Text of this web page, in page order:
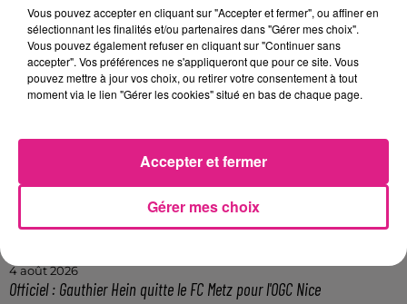
croyance et de culte ainsi que la concorde
républicaine, demain à 12h place d’armes à Metz
FIL ACTUS
7 août 2026
Lorraine : une journée pas comme les autres au Parc animalier de...
6 août 2026
Metz : une distribution de lunette gratuite pour voir l’éclipse
5 août 2026
4 août 2026
Officiel : Gauthier Hein quitte le FC Metz pour l'OGC Nice
Vous pouvez accepter en cliquant sur "Accepter et fermer", ou affiner en
sélectionnant les finalités et/ou partenaires dans "Gérer mes choix".
Vous pouvez également refuser en cliquant sur "Continuer sans
accepter". Vos préférences ne s'appliqueront que pour ce site. Vous
pouvez mettre à jour vos choix, ou retirer votre consentement à tout
moment via le lien "Gérer les cookies" situé en bas de chaque page.
Gérer mes choix
Accepter et fermer